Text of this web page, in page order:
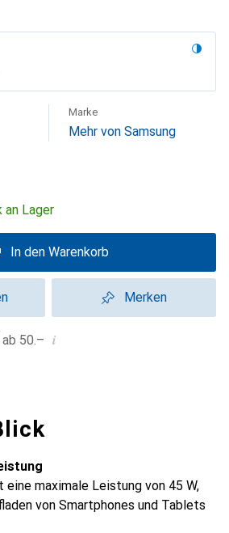
Marke
Mehr von Samsung
an Lager
In den Warenkorb
Merken
ab 50.– i
maximale Leistung von 45 W,
von Smartphones und Tablets